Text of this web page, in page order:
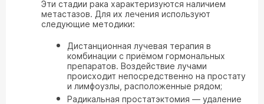
Эти стадии рака характеризуются наличием
метастазов. Для их лечения используют
следующие методики:
Дистанционная лучевая терапия в
комбинации с приёмом гормональных
препаратов. Воздействие лучами
происходит непосредственно на простату
и лимфоузлы, расположенные рядом;
Радикальная простатэктомия — удаление